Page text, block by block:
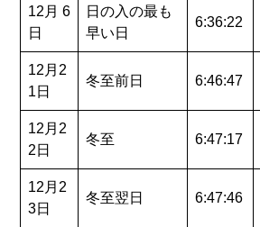
12月 6
日
日の入の最も
早い日
6:36:22
12月2
1日
冬至前日 6:46:47
12月2
2日
冬至 6:47:17
12月2
3日
冬至翌日 6:47:46